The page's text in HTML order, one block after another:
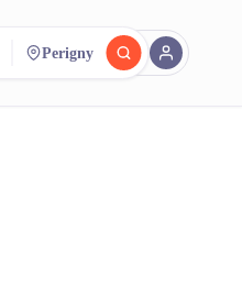
EN
Perigny